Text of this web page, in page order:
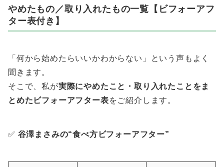
やめたもの／取り入れたもの一覧【ビフォーアフ
ター表付き】
「何から始めたらいいかわからない」という声もよく
聞きます。
そこで、私が実際にやめたこと・取り入れたことをま
とめたビフォーアフター表をご紹介します。
✅ 谷澤まさみの“食べ方ビフォーアフター”